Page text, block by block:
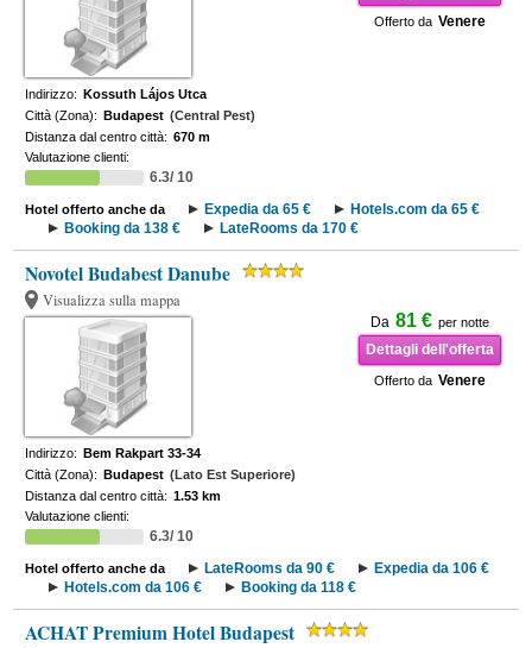
Offerto da Venere
Indirizzo: Kossuth Lájos Utca
Città (Zona): Budapest (Central Pest)
Distanza dal centro città: 670 m
Valutazione clienti:
6.3/ 10
Hotel offerto anche da Expedia da 65 €
Hotels.com da 65 €
Booking da 138 €
LateRooms da 170 €
Novotel Budabest Danube
Visualizza sulla mappa
Da 81 € per notte
Dettagli dell'offerta
Offerto da Venere
Indirizzo: Bem Rakpart 33-34
Città (Zona): Budapest (Lato Est Superiore)
Distanza dal centro città: 1.53 km
Valutazione clienti:
6.3/ 10
Hotel offerto anche da LateRooms da 90 €
Expedia da 106 €
Hotels.com da 106 €
Booking da 118 €
ACHAT Premium Hotel Budapest